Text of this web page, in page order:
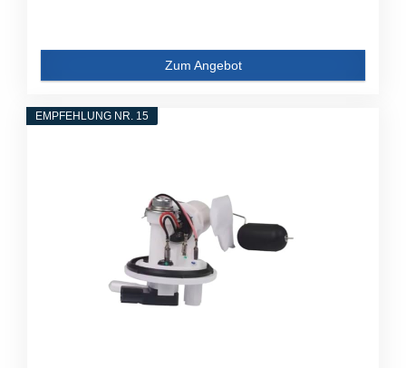
Zum Angebot
EMPFEHLUNG NR. 15